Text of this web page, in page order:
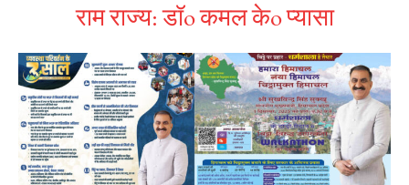
राम राज्य: डॉo कमल केo प्यासा